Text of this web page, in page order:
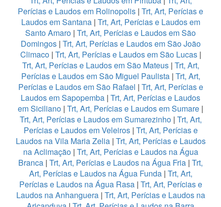
Perícias e Laudos em Rolinopolis | Trt, Art, Perícias e
Laudos em Santana| Trt, Art, Perícias e Laudos em
Santo Amaro | Trt, Art, Perícias e Laudos em São
Domingos| Trt, Art, Perícias e Laudos em São João
Climaco| Trt, Art, Perícias e Laudos em São Lucas|
Trt, Art, Perícias e Laudos em São Mateus | Trt, Art,
Perícias e Laudos em São Miguel Paulista| Trt, Art,
Perícias e Laudos em São Rafael | Trt, Art, Perícias e
Laudos em Sapopemba | Trt, Art, Perícias e Laudos
em Siciliano | Trt, Art, Perícias e Laudos em Sumare |
Trt, Art, Perícias e Laudos em Sumarezinho| Trt, Art,
Perícias e Laudos em Veleiros| Trt, Art, Perícias e
Laudos na Vila Maria Zelia| Trt, Art, Perícias e Laudos
na Aclimação| Trt, Art, Perícias e Laudos na Água
Branca | Trt, Art, Perícias e Laudos na Água Fria | Trt,
Art, Perícias e Laudos na Água Funda| Trt, Art,
Perícias e Laudos na Água Rasa | Trt, Art, Perícias e
Laudos na Anhanguera| Trt, Art, Perícias e Laudos na